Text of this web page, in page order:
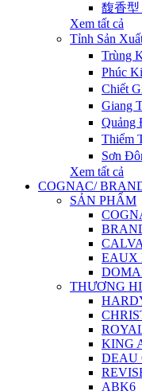
馥香型
Xem tất cả
Tỉnh Sản
Trùng
Phúc
Chiết
Giang
Quảng
Thiểm
Sơn
Xem tất cả
COGNAC/
SẢN PHẨM
EAUX
THƯƠNG
KING
DEAU
ABK6